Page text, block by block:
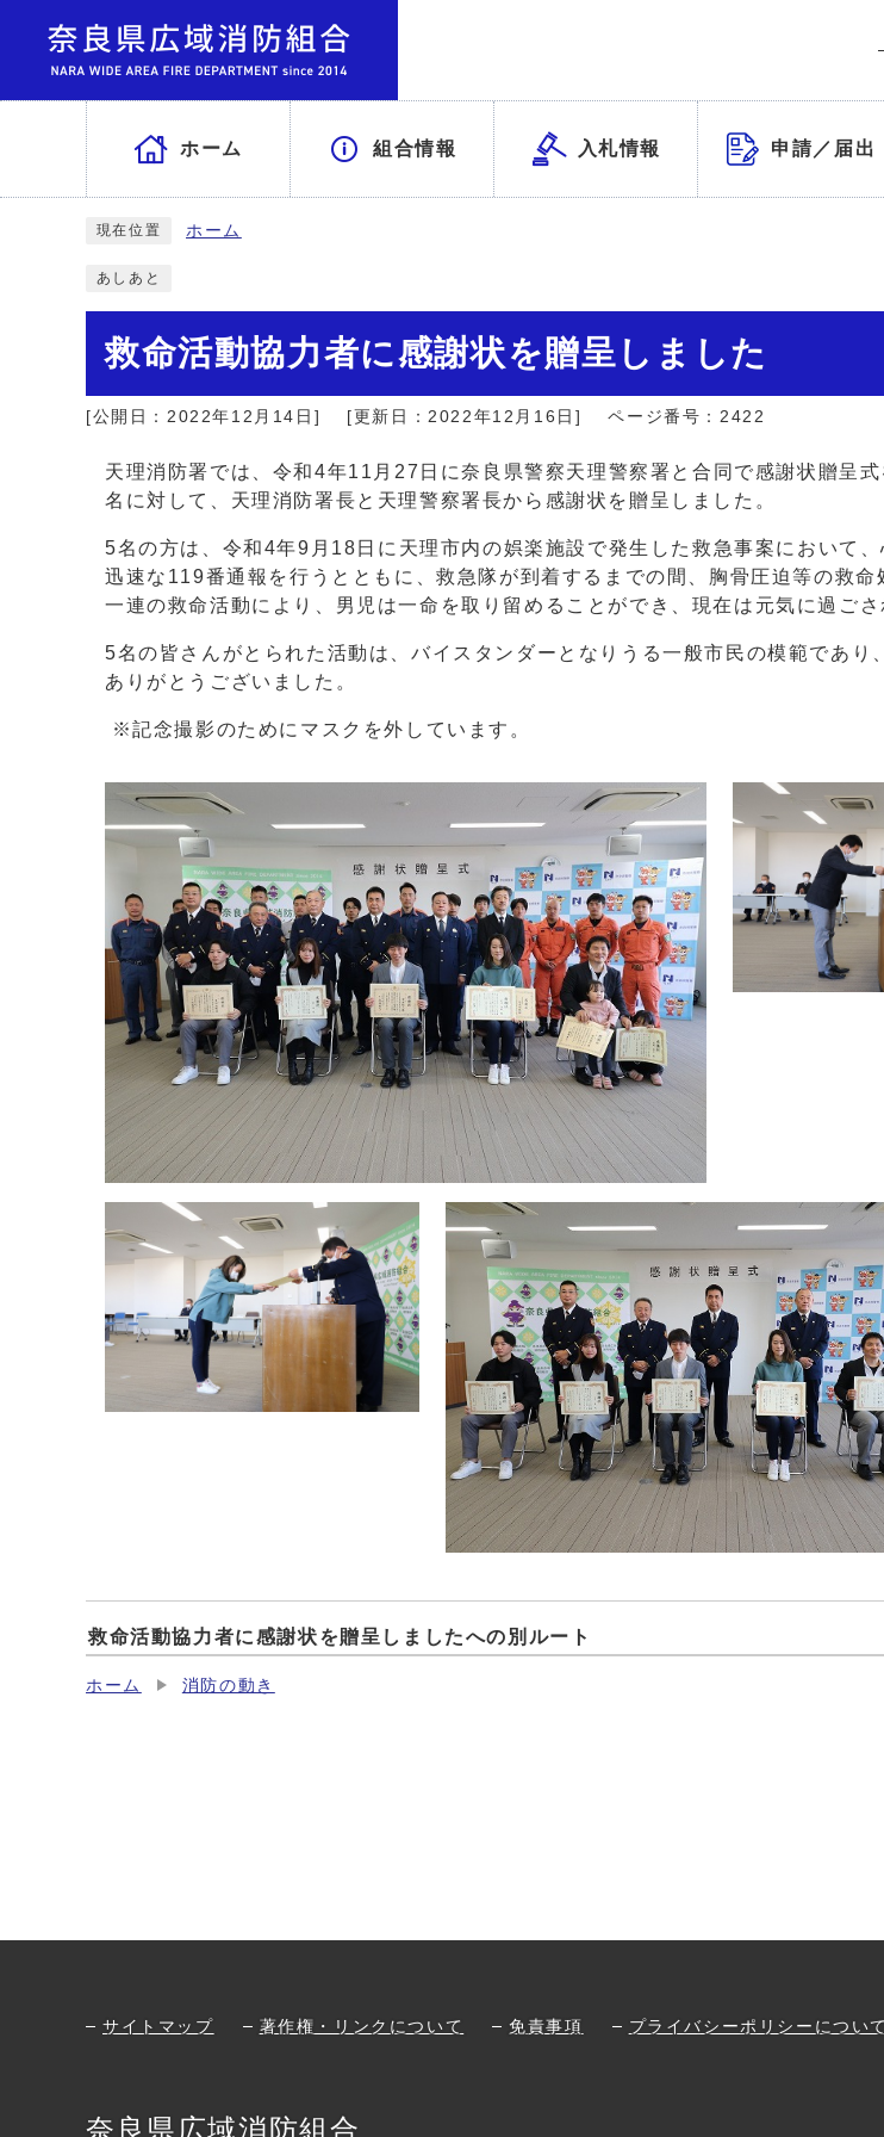
ホーム 組合情報 入札情報 申請／届出
現在位置 ホーム
あしあと
救命活動協力者に感謝状を贈呈しました
[公開日：2022年12月14日] [更新日：2022年12月16日] ページ番号：2422
天理消防署では、令和4年11月27日に奈良県警察天理警察署と合同で感謝状贈呈
名に対して、天理消防署長と天理警察署長から感謝状を贈呈しました。
5名の方は、令和4年9月18日に天理市内の娯楽施設で発生した救急事案において、
迅速な119番通報を行うとともに、救急隊が到着するまでの間、胸骨圧迫等の救命
一連の救命活動により、男児は一命を取り留めることができ、現在は元気に過ごさ
5名の皆さんがとられた活動は、バイスタンダーとなりうる一般市民の模範であり
ありがとうございました。
※記念撮影のためにマスクを外しています。
救命活動協力者に感謝状を贈呈しましたへの別ルート
ホーム 消防の動き
サイトマップ 著作権・リンクについて 免責事項 プライバシーポリシーについて
奈良県広域消防組合